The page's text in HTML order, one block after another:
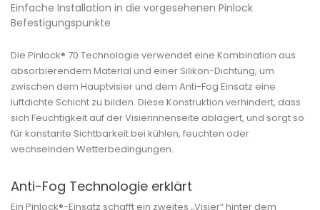
Einfache Installation in die vorgesehenen Pinlock
Befestigungspunkte
Die Pinlock® 70 Technologie verwendet eine Kombination aus
absorbierendem Material und einer Silikon-Dichtung, um
zwischen dem Hauptvisier und dem Anti-Fog Einsatz eine
luftdichte Schicht zu bilden. Diese Konstruktion verhindert, dass
sich Feuchtigkeit auf der Visierinnenseite ablagert, und sorgt so
für konstante Sichtbarkeit bei kühlen, feuchten oder
wechselnden Wetterbedingungen.
Anti-Fog Technologie erklärt
Ein Pinlock®-Einsatz schafft ein zweites „Visier“ hinter dem